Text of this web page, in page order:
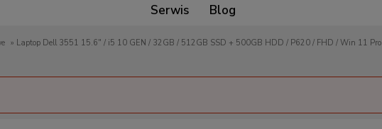
Serwis
Blog
» Laptop Dell 3551 15.6" / i5 10 GEN / 32GB / 512GB SSD + 500GB HDD / P620 / FHD / Win 11 Pro